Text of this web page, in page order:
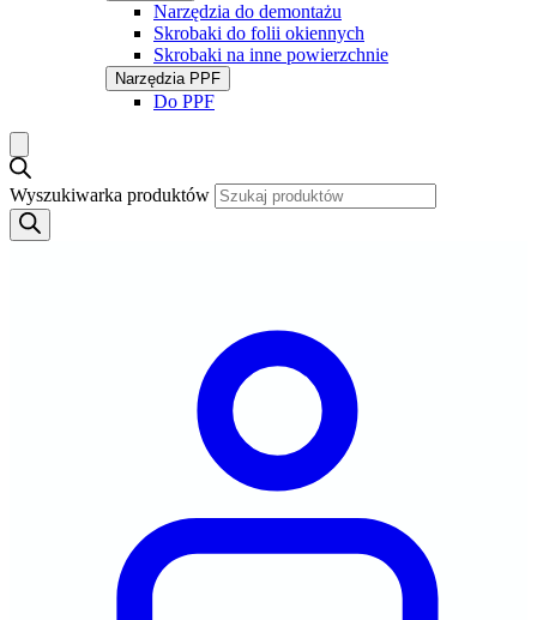
Narzędzia do demontażu
Skrobaki do folii okiennych
Skrobaki na inne powierzchnie
Narzędzia PPF
Do PPF
Wyszukiwarka produktów